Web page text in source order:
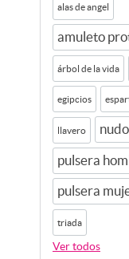
alas de angel
amuleto
árbol de la vida
egipcios
llavero
pulsera
pulsera
triada
Ver todos